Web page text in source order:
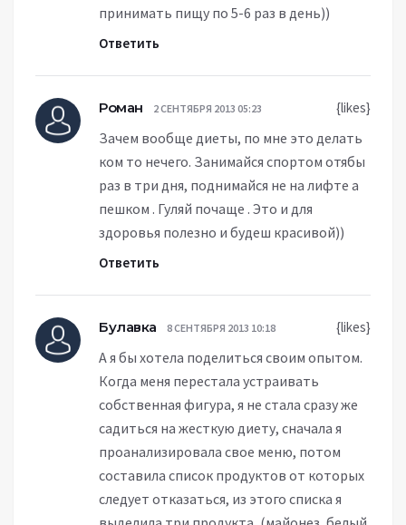
принимать пищу по 5-6 раз в день))
Ответить
{likes}
Роман 2 СЕНТЯБРЯ 2013 05:23
Зачем вообще диеты, по мне это делать
ком то нечего. Занимайся спортом отябы
раз в три дня, поднимайся не на лифте а
пешком . Гуляй почаще . Это и для
здоровья полезно и будеш красивой))
Ответить
{likes}
Булавка 8 СЕНТЯБРЯ 2013 10:18
А я бы хотела поделиться своим опытом.
Когда меня перестала устраивать
собственная фигура, я не стала сразу же
садиться на жесткую диету, сначала я
проанализировала свое меню, потом
составила список продуктов от которых
следует отказаться, из этого списка я